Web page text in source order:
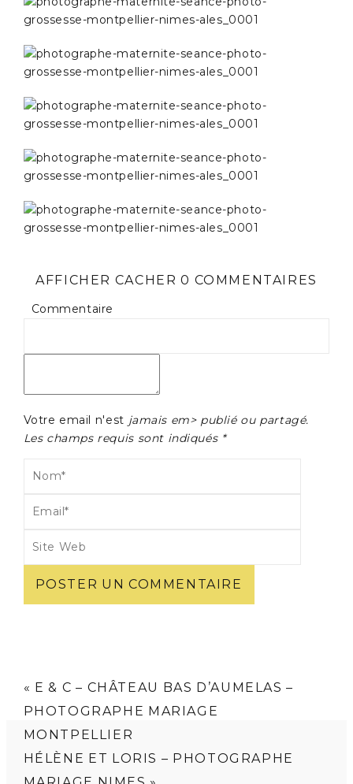
AFFICHER CACHER0 COMMENTAIRES
Commentaire
Votre email n'est jamais em> publié ou partagé.
Les champs requis sont indiqués *
POSTER UN COMMENTAIRE
« E & C – CHÂTEAU BAS D’AUMELAS –
PHOTOGRAPHE MARIAGE
MONTPELLIER
HÉLÈNE ET LORIS – PHOTOGRAPHE